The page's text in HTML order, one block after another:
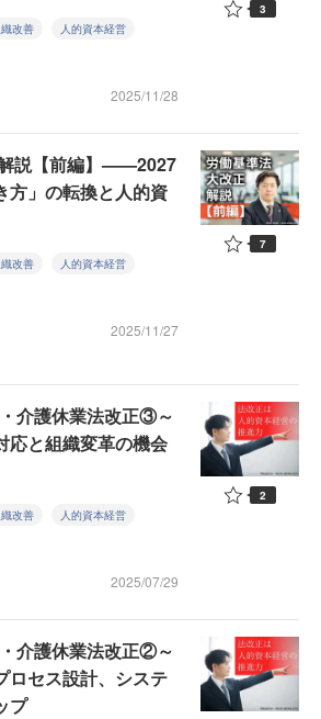
改善 人的資本経営
2025/11/28
3
説【前編】——2027
方」の転換と人的資
改善 人的資本経営
2025/11/27
7
介護休業法改正③～
応と組織変革の機会
改善 人的資本経営
2025/07/29
2
介護休業法改正②～
ロセス設計、システ
プ